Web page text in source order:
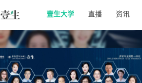
壹生大学 直播 资讯